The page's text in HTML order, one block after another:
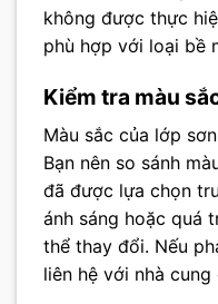
không được thực
phù hợp với loại bề
Kiểm tra màu
Màu sắc của lớp
Bạn nên so sánh
đã được lựa chọn
ánh sáng hoặc quá
thể thay đổi. Nếu
liên hệ với nhà